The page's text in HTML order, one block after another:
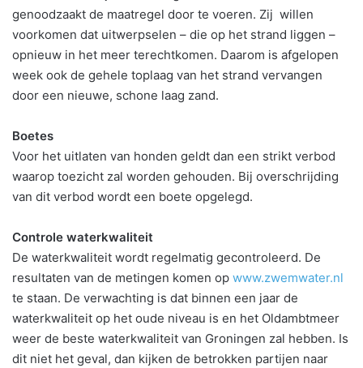
genoodzaakt de maatregel door te voeren. Zij willen
voorkomen dat uitwerpselen – die op het strand liggen –
opnieuw in het meer terechtkomen. Daarom is afgelopen
week ook de gehele toplaag van het strand vervangen
door een nieuwe, schone laag zand.
Boetes
Voor het uitlaten van honden geldt dan een strikt verbod
waarop toezicht zal worden gehouden. Bij overschrijding
van dit verbod wordt een boete opgelegd.
Controle waterkwaliteit
De waterkwaliteit wordt regelmatig gecontroleerd. De
resultaten van de metingen komen op www.zwemwater.nl
te staan. De verwachting is dat binnen een jaar de
waterkwaliteit op het oude niveau is en het Oldambtmeer
weer de beste waterkwaliteit van Groningen zal hebben. Is
dit niet het geval, dan kijken de betrokken partijen naar